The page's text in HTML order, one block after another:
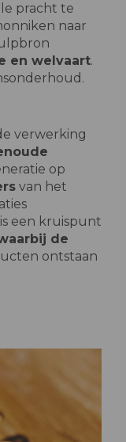
pracht te
naar
en welvaart.
verwerking
op
van het
is een kruispunt
de
ontstaan